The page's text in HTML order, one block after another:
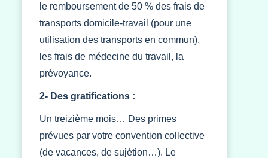
le remboursement de 50 % des frais de
transports domicile-travail (pour une
utilisation des transports en commun),
les frais de médecine du travail, la
prévoyance.
2- Des gratifications :
Un treizième mois… Des primes
prévues par votre convention collective
(de vacances, de sujétion…). Le